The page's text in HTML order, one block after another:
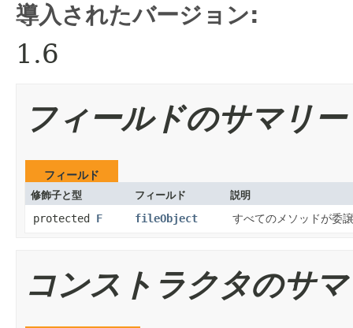
導入されたバージョン:
1.6
フィールドのサマリー
フィールド
修飾子と型 フィールド 説明
protected F fileObject すべてのメソッドが委
コンストラクタのサ